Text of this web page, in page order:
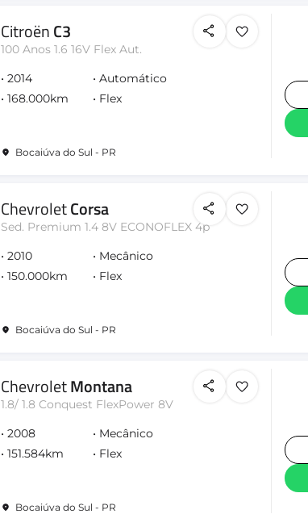
CitroënC3
100 Anos 1.6 16V Flex Aut.
2014
Automático
168.000km
Flex
Bocaiúva do Sul - PR
ChevroletCorsa
Sed. Premium 1.4 8V ECONOFLEX 4p
2010
Mecânico
150.000km
Flex
Bocaiúva do Sul - PR
ChevroletMontana
1.8/ 1.8 Conquest FlexPower 8V
2008
Mecânico
151.584km
Flex
Bocaiúva do Sul - PR